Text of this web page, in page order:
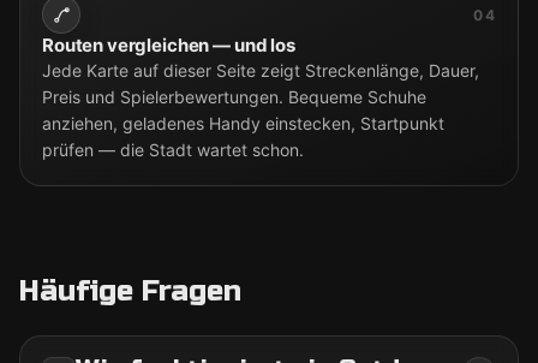
04
Routen vergleichen — und los
Jede Karte auf dieser Seite zeigt Streckenlänge, Dauer,
Preis und Spielerbewertungen. Bequeme Schuhe
anziehen, geladenes Handy einstecken, Startpunkt
prüfen — die Stadt wartet schon.
Häufige Fragen